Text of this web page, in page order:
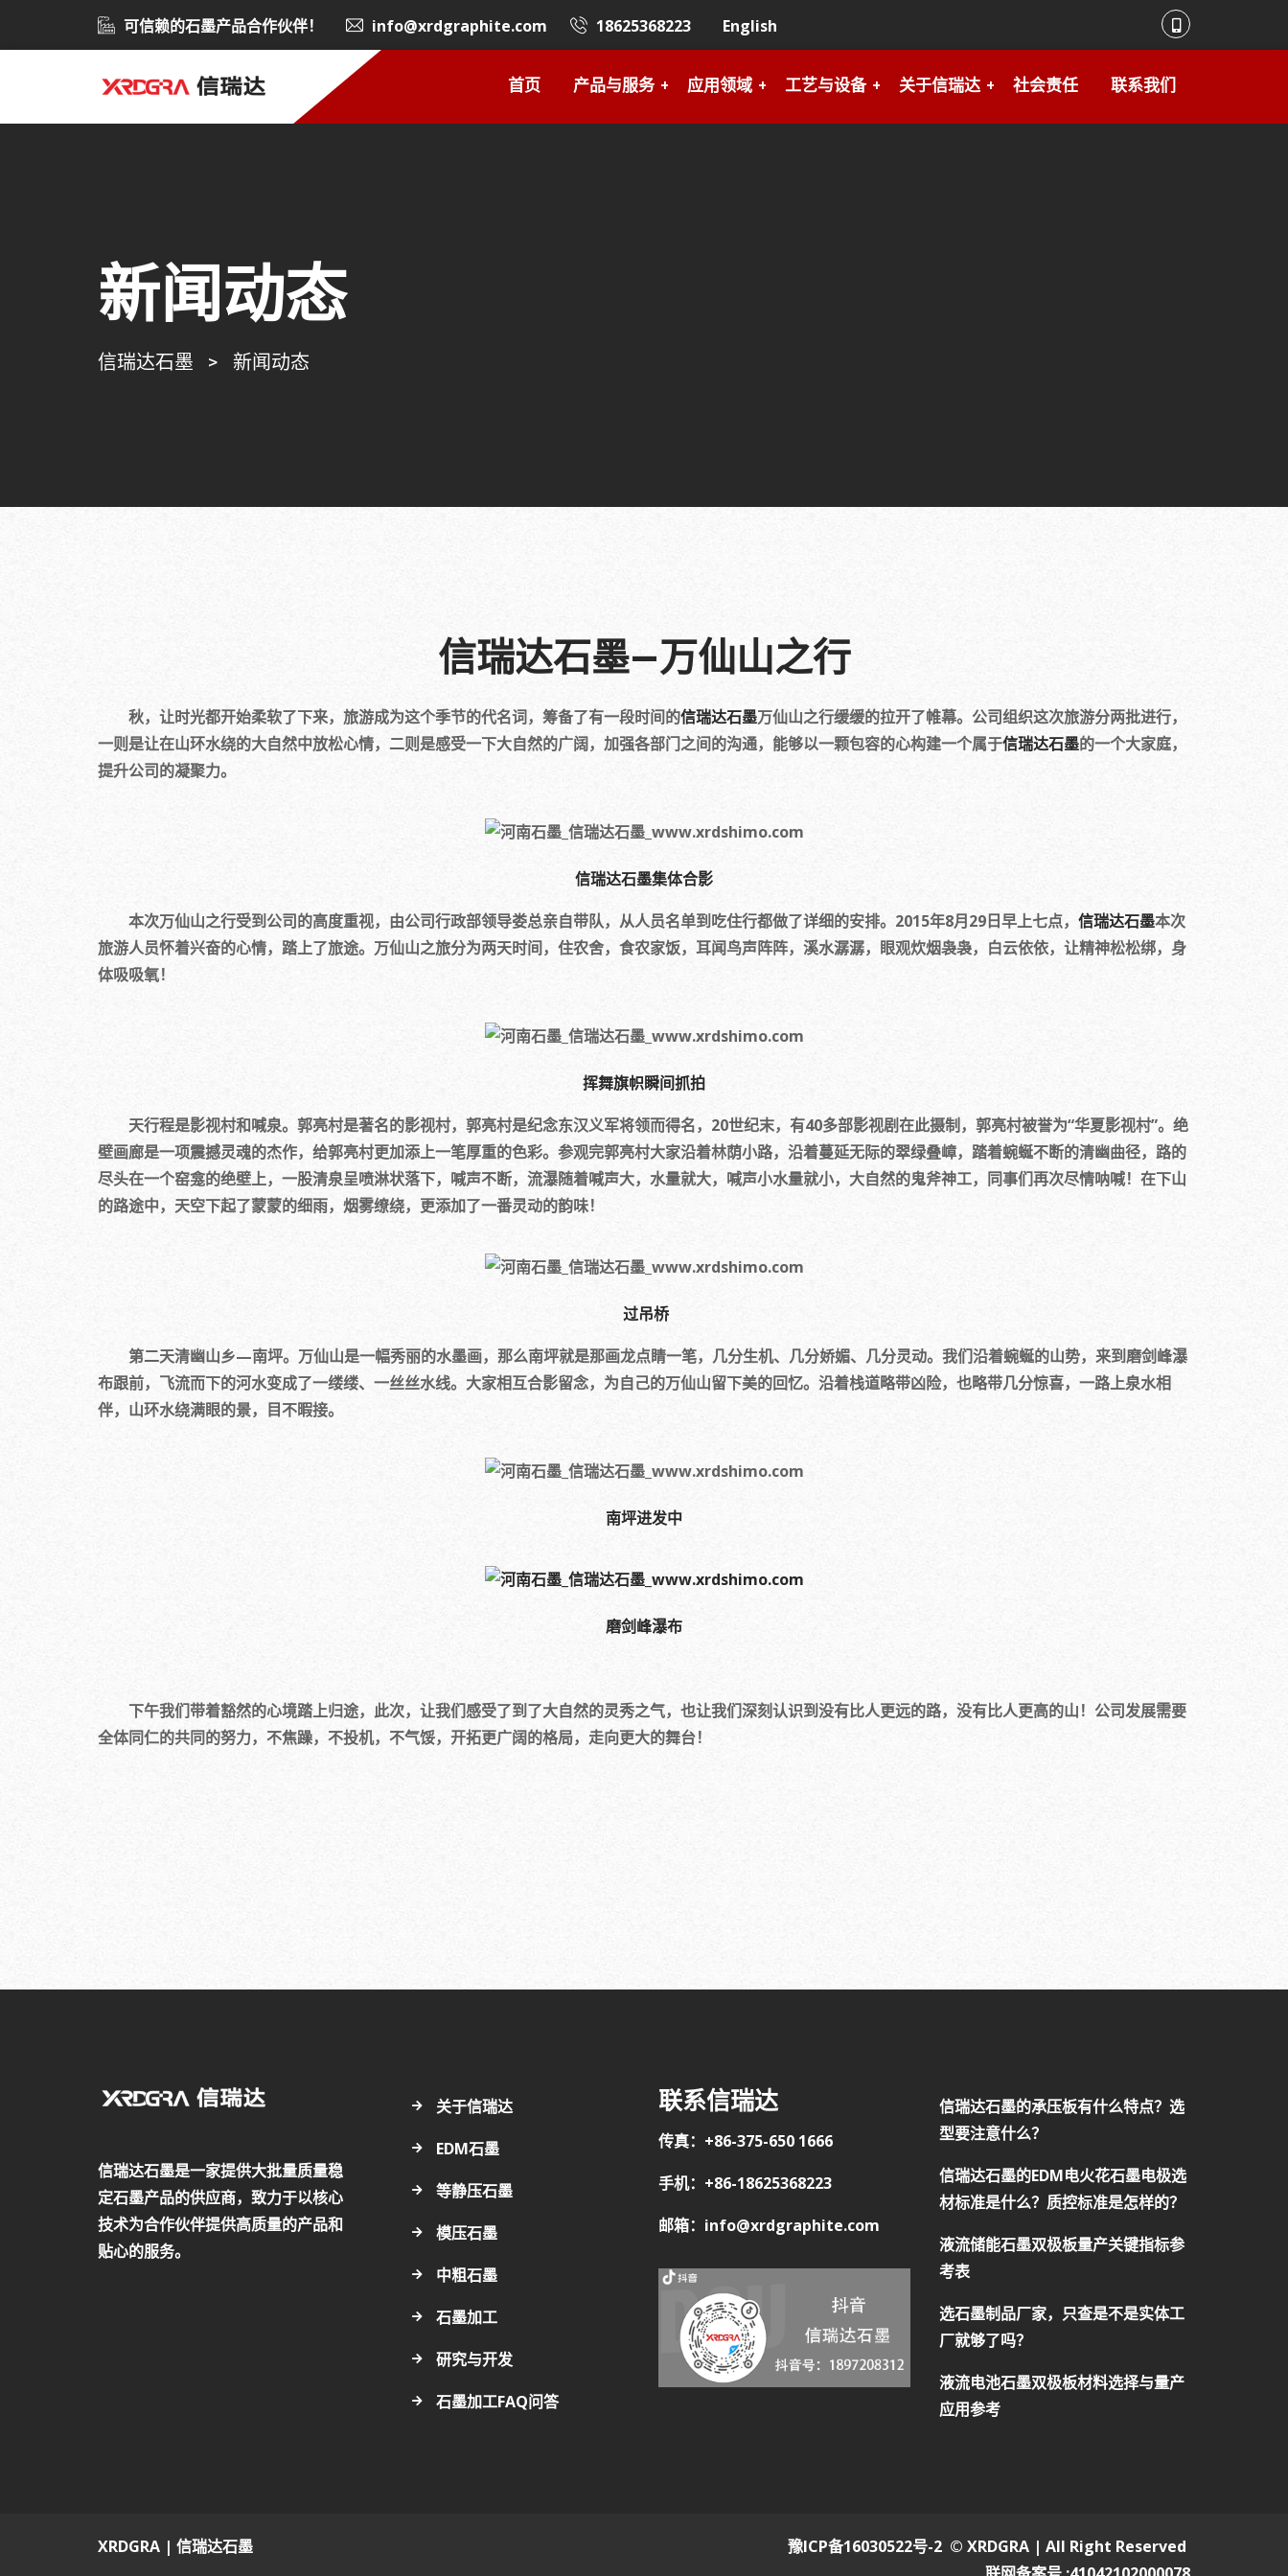
可信赖的石墨产品合作伙伴！ info@xrdgraphite.com 18625368223 English
首页 产品与服务 应用领域 工艺与设备 关于信瑞达 社会责任 联系我们
新闻动态
信瑞达石墨 > 新闻动态
信瑞达石墨—万仙山之行
秋，让时光都开始柔软了下来，旅游成为这个季节的代名词，筹备了有一段时间的信瑞达石墨万仙山之行缓缓的拉开了帷幕。公司组织这次旅游分两批进行，
一则是让在山环水绕的大自然中放松心情，二则是感受一下大自然的广阔，加强各部门之间的沟通，能够以一颗包容的心构建一个属于信瑞达石墨的一个大家庭，
提升公司的凝聚力。
信瑞达石墨集体合影
本次万仙山之行受到公司的高度重视，由公司行政部领导娄总亲自带队，从人员名单到吃住行都做了详细的安排。2015年8月29日早上七点， 信瑞达石墨本次
旅游人员怀着兴奋的心情，踏上了旅途。万仙山之旅分为两天时间，住农舍，食农家饭，耳闻鸟声阵阵，溪水潺潺，眼观炊烟袅袅，白云依依，让精神松松绑，身
体吸吸氧！
挥舞旗帜瞬间抓拍
天行程是影视村和喊泉。郭亮村是著名的影视村，郭亮村是纪念东汉义军将领而得名，20世纪末，有40多部影视剧在此摄制，郭亮村被誉为“华夏影视村”。绝
壁画廊是一项震撼灵魂的杰作，给郭亮村更加添上一笔厚重的色彩。参观完郭亮村大家沿着林荫小路，沿着蔓延无际的翠绿叠嶂，踏着蜿蜒不断的清幽曲径，路的
尽头在一个窑龛的绝壁上，一股清泉呈喷淋状落下，喊声不断，流瀑随着喊声大，水量就大，喊声小水量就小，大自然的鬼斧神工，同事们再次尽情呐喊！在下山
的路途中，天空下起了蒙蒙的细雨，烟雾缭绕，更添加了一番灵动的韵味！
过吊桥
第二天清幽山乡—南坪。万仙山是一幅秀丽的水墨画，那么南坪就是那画龙点睛一笔，几分生机、几分娇媚、几分灵动。我们沿着蜿蜒的山势，来到磨剑峰瀑
布跟前，飞流而下的河水变成了一缕缕、一丝丝水线。大家相互合影留念，为自己的万仙山留下美的回忆。沿着栈道略带凶险，也略带几分惊喜，一路上泉水相
伴，山环水绕满眼的景，目不暇接。
南坪进发中
磨剑峰瀑布
下午我们带着豁然的心境踏上归途，此次，让我们感受了到了大自然的灵秀之气，也让我们深刻认识到没有比人更远的路，没有比人更高的山！公司发展需要
全体同仁的共同的努力，不焦躁，不投机，不气馁，开拓更广阔的格局，走向更大的舞台！
信瑞达石墨是一家提供大批量质量稳
定石墨产品的供应商，致力于以核心
技术为合作伙伴提供高质量的产品和
贴心的服务。
关于信瑞达
EDM石墨
等静压石墨
模压石墨
中粗石墨
石墨加工
研究与开发
石墨加工FAQ问答
联系信瑞达
传真：+86-375-650 1666
手机：+86-18625368223
邮箱：info@xrdgraphite.com
信瑞达石墨的承压板有什么特点？选
型要注意什么？
信瑞达石墨的EDM电火花石墨电极选
材标准是什么？质控标准是怎样的？
液流储能石墨双极板量产关键指标参
考表
选石墨制品厂家，只查是不是实体工
厂就够了吗？
液流电池石墨双极板材料选择与量产
应用参考
XRDGRA | 信瑞达石墨 豫ICP备16030522号-2 © XRDGRA | All Right Reserved